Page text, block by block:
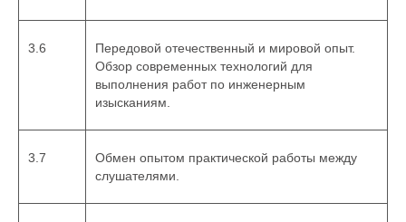
3.6
Передовой отечественный и мировой опыт.
Обзор современных технологий для
выполнения работ по инженерным
изысканиям.
3.7
Обмен опытом практической работы между
слушателями.